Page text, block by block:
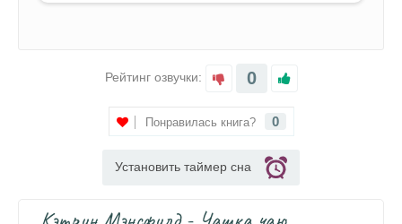
Рейтинг озвучки: 0
Понравилась книга? 0
Установить таймер сна